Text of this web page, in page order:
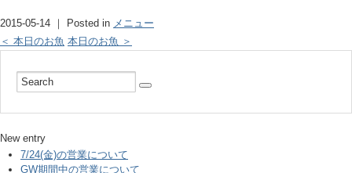
2015-05-14 ｜ Posted in メニュー
＜ 本日のお魚 本日のお魚 ＞
New entry
7/24(金)の営業について
GW期間中の営業について